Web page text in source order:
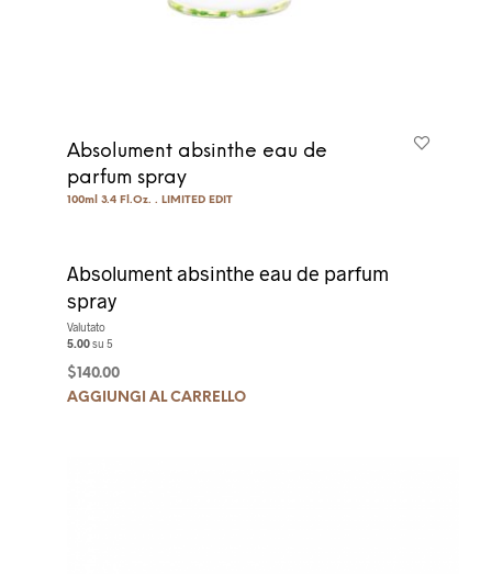
Absolument absinthe eau de
parfum spray
100ml 3.4 Fl.Oz. . LIMITED EDIT
Absolument absinthe eau de parfum
spray
Valutato
5.00su 5
$ 140.00
AGGIUNGI AL CARRELLO